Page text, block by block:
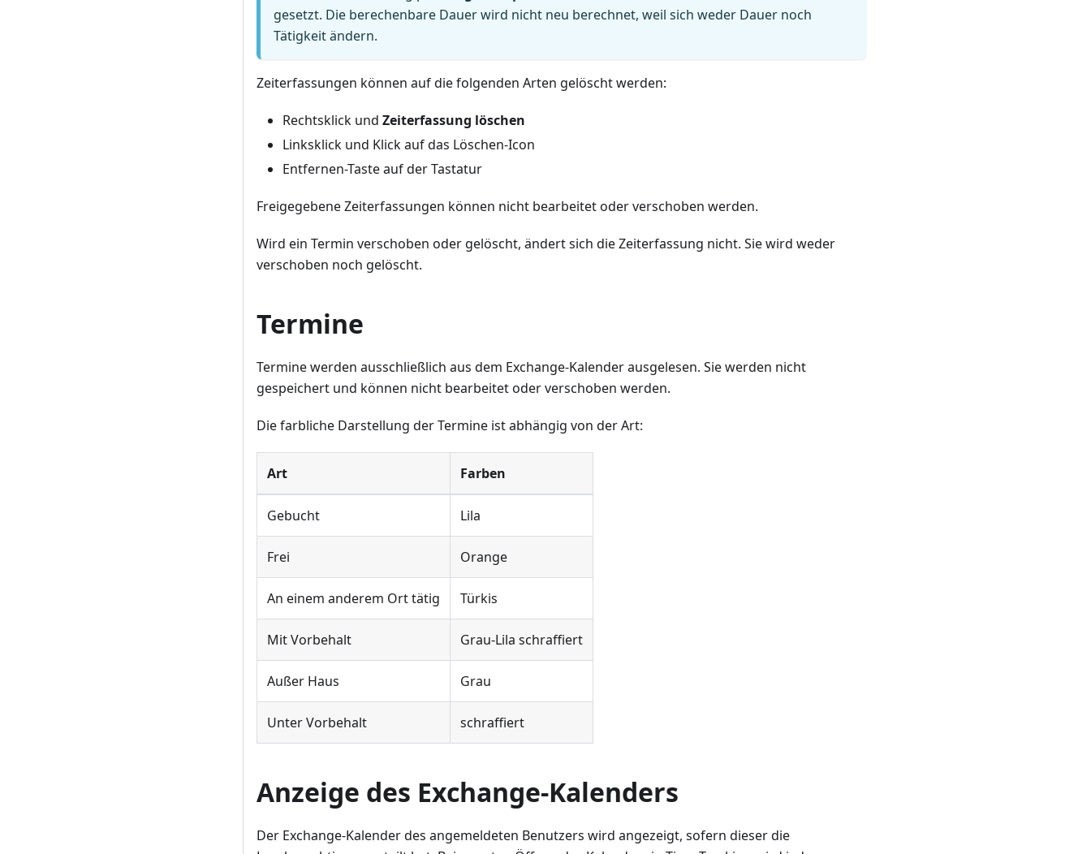
gesetzt. Die berechenbare Dauer wird nicht neu berechnet, weil sich weder Dauer noch
Tätigkeit ändern.
Zeiterfassungen können auf die folgenden Arten gelöscht werden:
Rechtsklick und Zeiterfassung löschen
Linksklick und Klick auf das Löschen-Icon
Entfernen-Taste auf der Tastatur
Freigegebene Zeiterfassungen können nicht bearbeitet oder verschoben werden.
Wird ein Termin verschoben oder gelöscht, ändert sich die Zeiterfassung nicht. Sie wird weder
verschoben noch gelöscht.
Termine
Termine werden ausschließlich aus dem Exchange-Kalender ausgelesen. Sie werden nicht
gespeichert und können nicht bearbeitet oder verschoben werden.
Die farbliche Darstellung der Termine ist abhängig von der Art:
Art Farben
Gebucht Lila
Frei Orange
An einem anderem Ort tätig Türkis
Mit Vorbehalt Grau-Lila schraffiert
Außer Haus Grau
Unter Vorbehalt schraffiert
Anzeige des Exchange-Kalenders
Der Exchange-Kalender des angemeldeten Benutzers wird angezeigt, sofern dieser die